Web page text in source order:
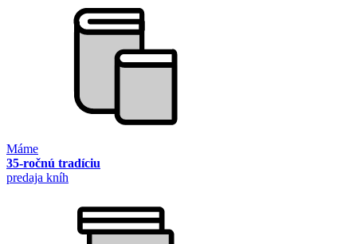
Máme
35-ročnú tradíciu
predaja kníh